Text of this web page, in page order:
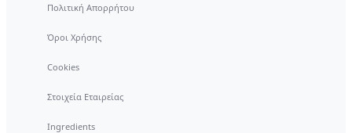
Πολιτική Απορρήτου
Όροι Χρήσης
Cookies
Στοιχεία Εταιρείας
Ingredients